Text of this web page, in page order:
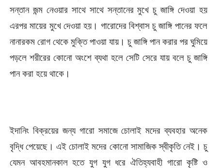
সন্তান জন্ম নেওয়ার সাথে সাথে সন্তানের মুখে চু জাঙ্গি দেওয়া হয়
এরপর মায়ের মুখে দেওয়া হয়। গারোদের বিশ্বাস চু জাঙ্গি পানের ফলে
নানারকম রোগ থেকে মুক্তি পাওয়া যায়। চু জাঙ্গি পান করার পর ঘুমিয়ে
পড়লে শরীরের কোনো অংশে ব্যথা হলে সেটি সেরে যায় বলে চু জাঙ্গি
পান করা হয়ে থাকে।
ইদানিং বিক্রয়ের জন্য গারো সমাজে চোলাই মদের ব্যবহার অনেক
বৃদ্ধি পেয়েছে। এই চোলাই মদের কোনো সামাজিক স্বীকৃতি নেই। চু
যেমন আবহমানকাল হতে যুগ যুগ ধরে ঐতিহ্যবাহী গারো কৃষ্টি ও